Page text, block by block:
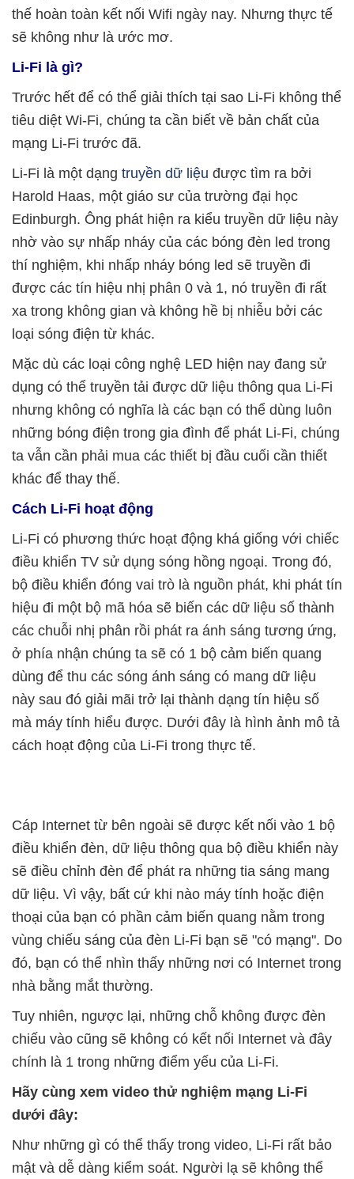
thế hoàn toàn kết nối Wifi ngày nay. Nhưng thực tế
sẽ không như là ước mơ.
Li-Fi là gì?
Trước hết để có thể giải thích tại sao Li-Fi không thể
tiêu diệt Wi-Fi, chúng ta cần biết về bản chất của
mạng Li-Fi trước đã.
Li-Fi là một dạng truyền dữ liệu được tìm ra bởi
Harold Haas, một giáo sư của trường đại học
Edinburgh. Ông phát hiện ra kiểu truyền dữ liệu này
nhờ vào sự nhấp nháy của các bóng đèn led trong
thí nghiệm, khi nhấp nháy bóng led sẽ truyền đi
được các tín hiệu nhị phân 0 và 1, nó truyền đi rất
xa trong không gian và không hề bị nhiễu bởi các
loại sóng điện từ khác.
Mặc dù các loại công nghệ LED hiện nay đang sử
dụng có thể truyền tải được dữ liệu thông qua Li-Fi
nhưng không có nghĩa là các bạn có thể dùng luôn
những bóng điện trong gia đình để phát Li-Fi, chúng
ta vẫn cần phải mua các thiết bị đầu cuối cần thiết
khác để thay thế.
Cách Li-Fi hoạt động
Li-Fi có phương thức hoạt động khá giống với chiếc
điều khiển TV sử dụng sóng hồng ngoại. Trong đó,
bộ điều khiển đóng vai trò là nguồn phát, khi phát tín
hiệu đi một bộ mã hóa sẽ biến các dữ liệu số thành
các chuỗi nhị phân rồi phát ra ánh sáng tương ứng,
ở phía nhận chúng ta sẽ có 1 bộ cảm biến quang
dùng để thu các sóng ánh sáng có mang dữ liệu
này sau đó giải mãi trở lại thành dạng tín hiệu số
mà máy tính hiểu được. Dưới đây là hình ảnh mô tả
cách hoạt động của Li-Fi trong thực tế.
Cáp Internet từ bên ngoài sẽ được kết nối vào 1 bộ
điều khiển đèn, dữ liệu thông qua bộ điều khiển này
sẽ điều chỉnh đèn để phát ra những tia sáng mang
dữ liệu. Vì vậy, bất cứ khi nào máy tính hoặc điện
thoại của bạn có phần cảm biến quang nằm trong
vùng chiếu sáng của đèn Li-Fi bạn sẽ "có mạng". Do
đó, bạn có thể nhìn thấy những nơi có Internet trong
nhà bằng mắt thường.
Tuy nhiên, ngược lại, những chỗ không được đèn
chiếu vào cũng sẽ không có kết nối Internet và đây
chính là 1 trong những điểm yếu của Li-Fi.
Hãy cùng xem video thử nghiệm mạng Li-Fi
dưới đây:
Như những gì có thể thấy trong video, Li-Fi rất bảo
mật và dễ dàng kiểm soát. Người lạ sẽ không thể